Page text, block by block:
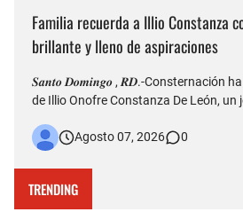
Familia recuerda a Illio Constanza
brillante y lleno de aspiraciones
𝑺𝒂𝒏𝒕𝒐 𝑫𝒐𝒎𝒊𝒏𝒈𝒐 , 𝑹𝑫.-Consternación
de Illio Onofre Constanza De León, un
quedó captado en videos que
Agosto 07, 2026 0
TRENDING